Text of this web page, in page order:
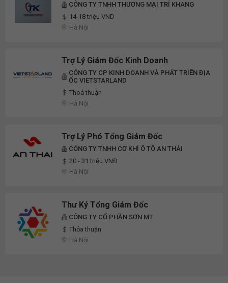
CÔNG TY TNHH THƯƠNG MẠI TRÍ KHANG
14-18 triệu VND
Hà Nội
Trợ Lý Giám Đốc Kinh Doanh
CÔNG TY CP KINH DOANH VÀ PHÁT TRIỂN ĐỊA
ỐC VIETSTARLAND
Thoả thuận
Hà Nội
Trợ Lý Phó Tổng Giám Đốc
CÔNG TY TNHH CƠ KHÍ Ô TÔ AN THÁI
20 - 31 triệu VNĐ
Hà Nội
Thư Ký Tổng Giám Đốc
CÔNG TY CỔ PHẦN SƠN MT
Thỏa thuận
Hà Nội